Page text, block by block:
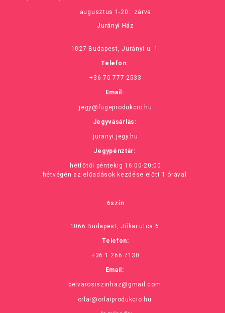
augusztus 1-20.: zárva
Jurányi Ház
1027 Budapest, Jurányi u. 1.
Telefon:
+36 70 777 2533
Email:
jegy@fugeprodukcio.hu
Jegyvásárlás:
juranyi.jegy.hu
Jegypénztár:
hétfőtől péntekig 16:00-20:00
hétvégén az előadások kezdése előtt 1 órával
6szín
1066 Budapest, Jókai utca 6.
Telefon:
+36 1 266 7130
Email:
belvarosiszinhaz@gmail.com
orlai@orlaiprodukcio.hu